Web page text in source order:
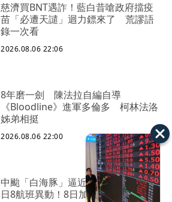
慈濟買BNT遇詐！藍白昔嗆政府擋疫
苗「必遭天譴」迴力鏢來了 荒謬語
錄一次看
2026.08.06 22:06
8年磨一劍 陳法拉自編自導
《Bloodline》進軍多倫多 柯林法洛
姊弟相挺
2026.08.06 22:00
中颱「白海豚」逼近北台灣 星宇台
日8航班異動！8日加開疏運